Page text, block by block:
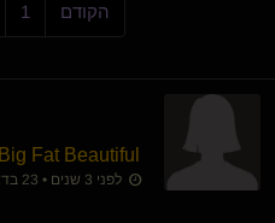
הקודם 1
Big Fat Beautiful​(שולטת)
לפני 3 שנים • 23 בדצמ׳ 2023